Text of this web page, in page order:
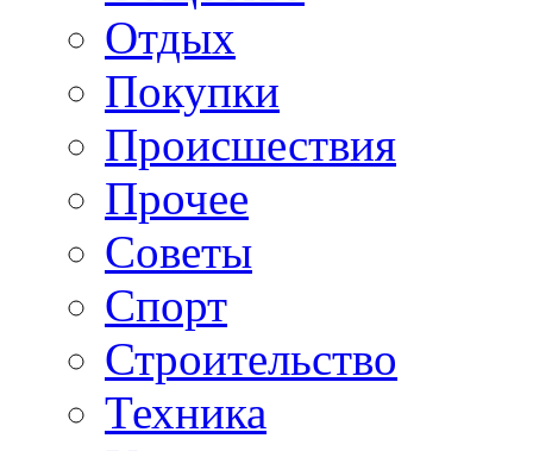
Отдых
Покупки
Происшествия
Прочее
Советы
Спорт
Строительство
Техника